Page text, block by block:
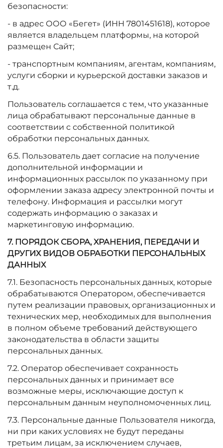
безопасности:
- в адрес ООО «Бегет» (ИНН 7801451618), которое
является владельцем платформы, на которой
размещен Сайт;
- транспортным компаниям, агентам, компаниям,
услуги сборки и курьерской доставки заказов и
т.д.
Пользователь соглашается с тем, что указанные
лица обрабатывают персональные данные в
соответствии с собственной политикой
обработки персональных данных.
6.5. Пользователь дает согласие на получение
дополнительной информации и
информационных рассылок по указанному при
оформлении заказа адресу электронной почты и
телефону. Информация и рассылки могут
содержать информацию о заказах и
маркетинговую информацию.
7. ПОРЯДОК СБОРА, ХРАНЕНИЯ, ПЕРЕДАЧИ И
ДРУГИХ ВИДОВ ОБРАБОТКИ ПЕРСОНАЛЬНЫХ
ДАННЫХ
7.1. Безопасность персональных данных, которые
обрабатываются Оператором, обеспечивается
путем реализации правовых, организационных и
технических мер, необходимых для выполнения
в полном объеме требований действующего
законодательства в области защиты
персональных данных.
7.2. Оператор обеспечивает сохранность
персональных данных и принимает все
возможные меры, исключающие доступ к
персональным данным неуполномоченных лиц.
7.3. Персональные данные Пользователя никогда,
ни при каких условиях не будут переданы
третьим лицам, за исключением случаев,